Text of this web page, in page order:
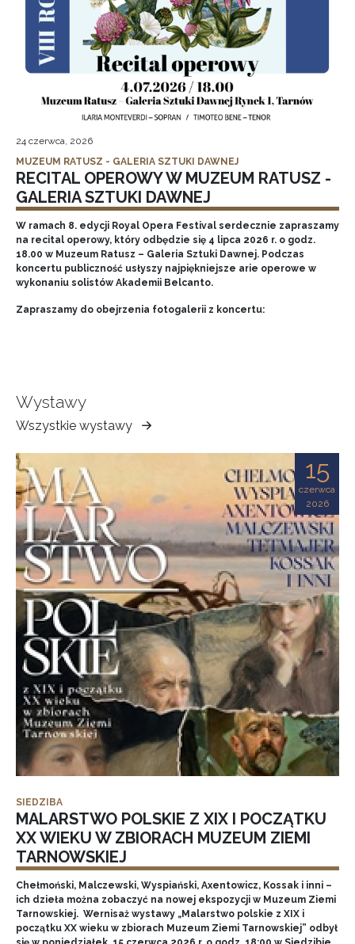
24 czerwca, 2026
MUZEUM RATUSZ - GALERIA SZTUKI DAWNEJ
RECITAL OPEROWY W MUZEUM RATUSZ -
GALERIA SZTUKI DAWNEJ
W ramach 8. edycji Royal Opera Festival serdecznie zapraszamy
na recital operowy, który odbędzie się 4 lipca 2026 r. o godz.
18.00 w Muzeum Ratusz – Galeria Sztuki Dawnej. Podczas
koncertu publiczność usłyszy najpiękniejsze arie operowe w
wykonaniu solistów Akademii Belcanto.
Zapraszamy do obejrzenia fotogalerii z koncertu:
Wystawy
Wszystkie wystawy
Muzeum
Ziemi
Tarnowskiej
15
czerwca
2026
SIEDZIBA
MALARSTWO POLSKIE Z XIX I POCZĄTKU
XX WIEKU W ZBIORACH MUZEUM ZIEMI
TARNOWSKIEJ
Chełmoński, Malczewski, Wyspiański, Axentowicz, Kossak i inni –
ich dzieła można zobaczyć na nowej ekspozycji w Muzeum Ziemi
Tarnowskiej. Wernisaż wystawy „Malarstwo polskie z XIX i
początku XX wieku w zbiorach Muzeum Ziemi Tarnowskiej” odbył